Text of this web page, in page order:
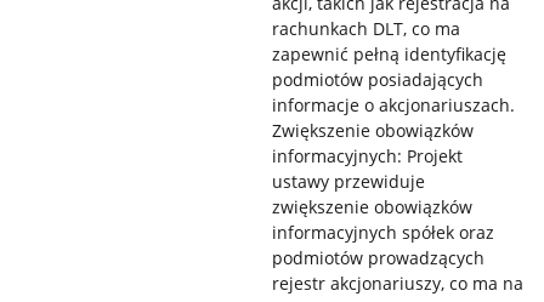
rachunkach DLT, co ma
zapewnić pełną identyfikację
podmiotów posiadających
informacje o akcjonariuszach.
Zwiększenie obowiązków
informacyjnych: Projekt
ustawy przewiduje
zwiększenie obowiązków
informacyjnych spółek oraz
podmiotów prowadzących
rejestr akcjonariuszy, co ma na